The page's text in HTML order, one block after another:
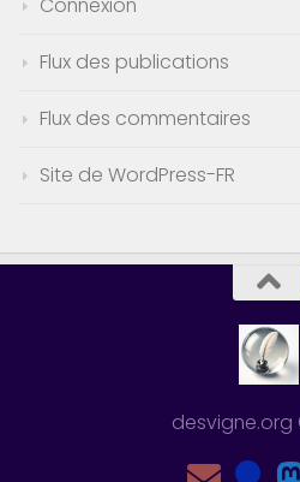
Flux des publications
Flux des commentaires
Site de WordPress-FR
desvigne.org